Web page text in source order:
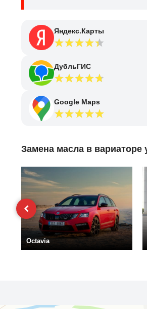
Яндекс.Карты
ДубльГИС
Google Maps
Замена масла в вариаторе
Octavia